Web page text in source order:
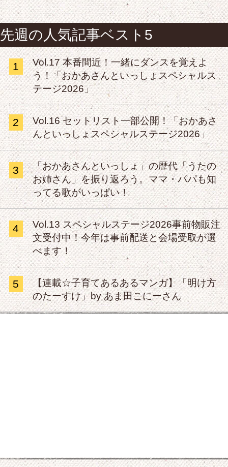
先週の人気記事ベスト5
1
Vol.17 本番間近！一緒にダンスを覚えよ
う！「おかあさんといっしょスペシャルス
テージ2026」
2
Vol.16 セットリスト一部公開！「おかあさ
んといっしょスペシャルステージ2026」
3
「おかあさんといっしょ」の歴代「うたの
お姉さん」を振り返ろう。ママ・パパも知
ってる歌がいっぱい！
4
Vol.13 スペシャルステージ2026事前物販注
文受付中！今年は事前配送と会場受取が選
べます！
5
【連載☆子育てあるあるマンガ】「明け方
のたーすけ」by あま田こにーさん